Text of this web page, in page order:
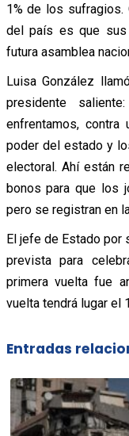
1% de los sufragios.
del país es que sus
futura asamblea
Luisa González
presidente
enfrentamos,
poder del estado y
electoral. Ahí están
bonos para que los
pero se registran en
El jefe de Estado por
prevista para
primera vuelta fue
vuelta tendrá lugar el
Entradas